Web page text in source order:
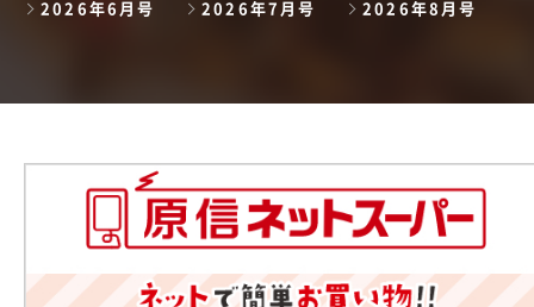
2026年6月号 2026年7月号 2026年8月号